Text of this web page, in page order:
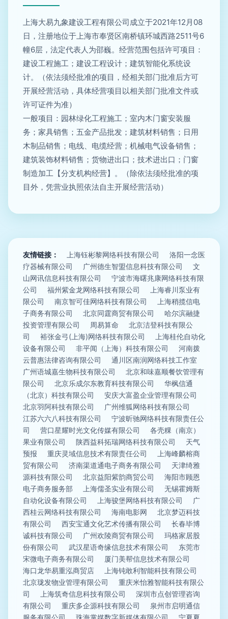
上海大易九象建设工程有限公司成立于2021年12月08
日，注册地位于上海市奉贤区南桥镇环城西路2511号6
幢6层，法定代表人为邵巍。经营范围包括许可项目：
建设工程施工；建设工程设计；建筑智能化系统设
计。（依法须经批准的项目，经相关部门批准后方可
开展经营活动，具体经营项目以相关部门批准文件或
许可证件为准）
一般项目：园林绿化工程施工；室内木门窗安装服
务；家具销售；五金产品批发；建筑材料销售；日用
木制品销售；电线、电缆经营；机械电气设备销售；
建筑装饰材料销售；货物进出口；技术进出口；门窗
制造加工【分支机构经营】。（除依法须经批准的项
目外，凭营业执照依法自主开展经营活动）
友情链接： 上海钰彬黎网络科技有限公司
洛阳一念医
疗器械有限公司
广州德生智盟信息科技有限公司
文
山网讯信息科技有限公司
宁波市海曙兆康网络科技有限
公司
福州紫金龙网络科技有限公司
上海睿川泵业有
限公司
南京智可佳网络科技有限公司
上海稍揽信电
子商务有限公司
北京同霆商贸有限公司
哈尔滨融捷
投资管理有限公司
周易算命
北京洁登科技有限公
司
裕张金弓(上海)网络科技有限公司
上海桂伦自动化
设备有限公司
非平闻（上海）科技有限公司
河南拨
云普惠法律咨询有限公司
通川区南润网络科技工作室
广州语城嘉生物科技有限公司
北京和味嘉顺餐饮管理有
限公司
北京乐成尔东教育科技有限公司
华枫信通
（北京）科技有限公司
安庆大富盈企业管理有限公司
北京羽阿科技有限公司
广州维狐网络科技有限公司
江苏六六八科技有限公司
宁波昕驰网络科技有限责任公
司
营口星耀时光文化传媒有限公司
各壳粿（南京）
果业有限公司
陕西益科拓瑞网络科技有限公司
天气
预报
重庆灵域信息技术有限责任公司
上海峰麟榕商
贸有限公司
济南渠道通电子商务有限公司
天津绮雅
源科技有限公司
北京益阳紫韵商贸公司
海阳市顾恩
电子商务服务部
上海儒圣实业有限公司
无锡霍姆斯
自动化设备有限公司
上海骏堡网络科技有限公司
广
西桂云网络科技有限公司
海南电影网
北京梦迈科技
有限公司
西安宝通文化艺术传播有限公司
长春毕博
诚科技有限公司
广州欢陵商贸有限公司
玛格家居股
份有限公司
武汉星语奇缘信息技术有限公司
东莞市
宋微电子商务有限公司
厦门美帮信息技术有限公司
海口龙华易重泓商贸店
上海钝敢利智能科技有限公司
北京珑发物业管理有限公司
重庆米怡雅智能科技有限公
司
上海筑奇信息科技有限公司
深圳市点创管理咨询
有限公司
重庆多企源科技有限公司
泉州市启明通信
服务有限公司
珠海掌媒数字新媒体有限公司 宁夏夏